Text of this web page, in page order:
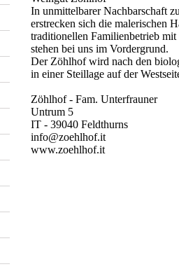
In unmittelbarer Nachbarschaft
erstrecken sich die malerischen
traditionellen Familienbetrieb
stehen bei uns im Vordergrund.
Der Zöhlhof wird nach den
in einer Steillage auf der
Zöhlhof - Fam. Unterfrauner
Untrum 5
IT - 39040 Feldthurns
info@zoehlhof.it
www.zoehlhof.it